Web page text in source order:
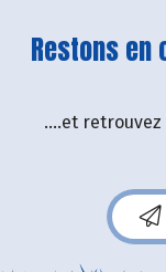
Restons
....et